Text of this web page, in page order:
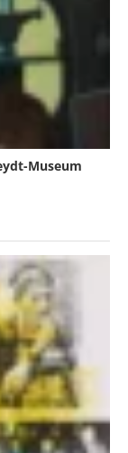
Museum